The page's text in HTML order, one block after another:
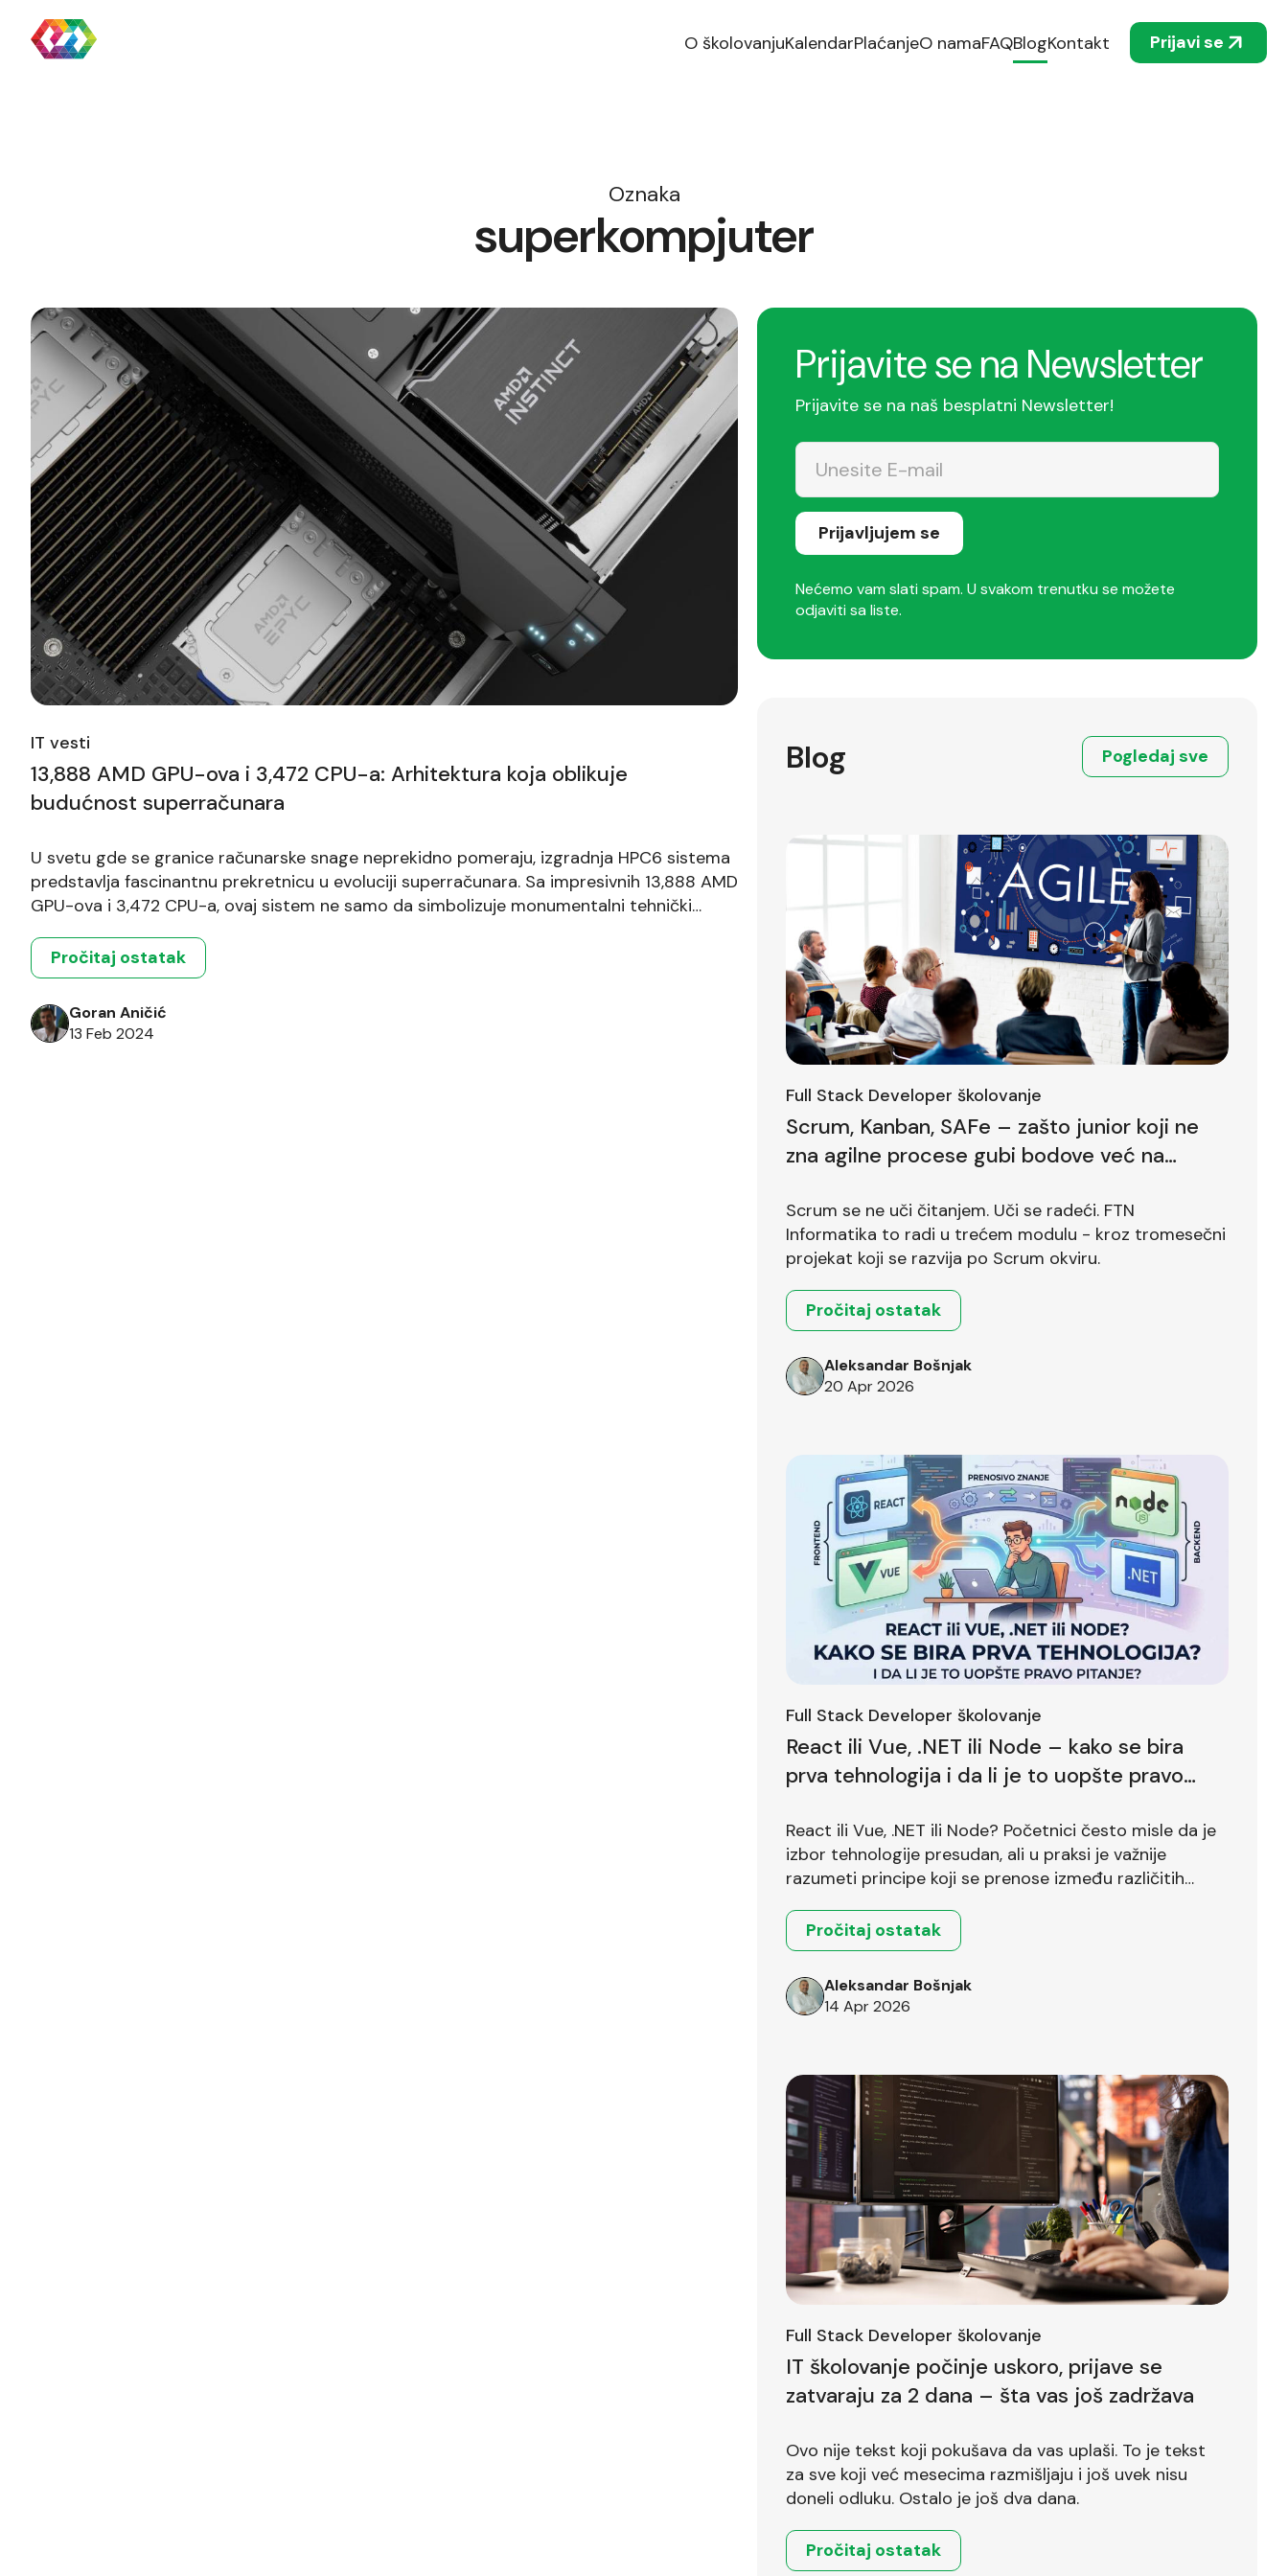
O školovanjuKalendarPlaćanjeO namaFAQBlogKontakt Prijavi se
Oznaka
superkompjuter
IT vesti
13,888 AMD GPU-ova i 3,472 CPU-a: Arhitektura koja oblikuje
budućnost superračunara
U svetu gde se granice računarske snage neprekidno pomeraju, izgradnja HPC6 sistema
predstavlja fascinantnu prekretnicu u evoluciji superračunara. Sa impresivnih 13,888 AMD
GPU-ova i 3,472 CPU-a, ovaj sistem ne samo da simbolizuje monumentalni tehnički
Revolucija u računarskoj snazi Superračunar HPC6, sa svojom predviđenom […]
Pročitaj ostatak
Goran Aničić
13 Feb 2024
Prijavite se na Newsletter
Prijavite se na naš besplatni Newsletter!
Prijavljujem se
Nećemo vam slati spam. U svakom trenutku se možete
odjaviti sa liste.
Blog Pogledaj sve
Full Stack Developer školovanje
Scrum, Kanban, SAFe – zašto junior koji ne
zna agilne procese gubi bodove već na
Scrum se ne uči čitanjem. Uči se radeći. FTN
Informatika to radi u trećem modulu - kroz tromesečni
projekat koji se razvija po Scrum okviru.
Pročitaj ostatak
Aleksandar Bošnjak
20 Apr 2026
Full Stack Developer školovanje
React ili Vue, .NET ili Node – kako se bira
prva tehnologija i da li je to uopšte pravo
React ili Vue, .NET ili Node? Početnici često misle da je
izbor tehnologije presudan, ali u praksi je važnije
razumeti principe koji se prenose između različitih
Pročitaj ostatak
Aleksandar Bošnjak
14 Apr 2026
Full Stack Developer školovanje
IT školovanje počinje uskoro, prijave se
zatvaraju za 2 dana – šta vas još zadržava
Ovo nije tekst koji pokušava da vas uplaši. To je tekst
za sve koji već mesecima razmišljaju i još uvek nisu
doneli odluku. Ostalo je još dva dana.
Pročitaj ostatak